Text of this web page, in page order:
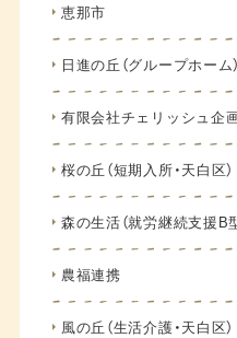
恵那市
日進の丘（グループホーム）
有限会社チェリッシュ企
桜の丘（短期入所・天白区）
森の生活（就労継続支援B
農福連携
風の丘（生活介護・天白区）